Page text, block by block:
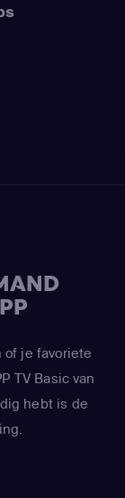
of je favoriete
TV Basic van
hebt is de